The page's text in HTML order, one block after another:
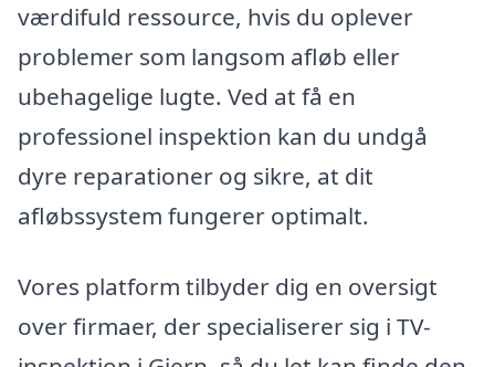
værdifuld ressource, hvis du oplever
problemer som langsom afløb eller
ubehagelige lugte. Ved at få en
professionel inspektion kan du undgå
dyre reparationer og sikre, at dit
afløbssystem fungerer optimalt.
Vores platform tilbyder dig en oversigt
over firmaer, der specialiserer sig i TV-